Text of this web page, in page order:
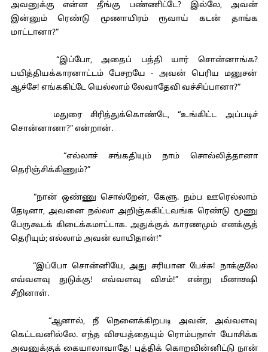
அவனுக்கு என்ன தீங்கு பண்ணிட்டே? இல்லே, அவன்
இன்னும் ரெண்டு மூணாயிரம் ரூவாய் கடன் தாங்க
மாட்டானா?”
“இப்போ, அதைப் பத்தி யார் சொன்னாங்க?
பயித்தியக்காரனாட்டம் பேசறயே - அவன் பெரிய மனுசன்
ஆச்சே! எங்ககிட்டே யெல்லாம் லேவாதேவி வச்சிப்பானா?”
மதுரை சிரித்துக்கொண்டே, “உங்கிட்ட அப்படிச்
சொன்னானா?” என்றான்.
“எல்லாச் சங்கதியும் நாம் சொல்லித்தானா
தெரிஞ்சிக்கிணும்?”
“நான் ஒண்ணு சொல்றேன், கேளு. நம்ப ஊரெல்லாம்
தேடினா, அவனை நல்லா அறிஞ்சுகிட்டவங்க ரெண்டு மூணு
பேருகூடக் கிடைக்கமாட்டாக. அதுக்குக் காரணமும் எனக்குத்
தெரியும்; எல்லாம் அவன் வாயிதான்!”
“இப்போ சொன்னியே, அது சரியான பேச்சு! நாக்குலே
எவ்வளவு துடுக்கு! எவ்வளவு விசம்!” என்று மீனாக்ஷி
சீறினாள்.
“ஆனால், நீ நெனைக்கிறபடி அவன், அவ்வளவு
கெட்டவனில்லே. எந்த விசயத்தையும் ரொம்பநாள் யோசிக்க
அவனுக்குக் கையாலாவாதே! புத்திக் கொறவின்னிட்டு நான்